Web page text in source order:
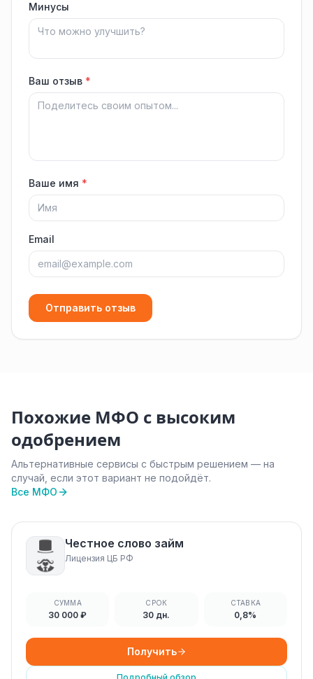
Минусы
Ваш отзыв *
Ваше имя *
Email
Отправить отзыв
Похожие МФО с высоким
одобрением
Альтернативные сервисы с быстрым решением — на
случай, если этот вариант не подойдёт.
Все МФО
Честное слово займ
Лицензия ЦБ РФ
СУММА
30 000 ₽
СРОК
30 дн.
СТАВКА
0,8%
Получить